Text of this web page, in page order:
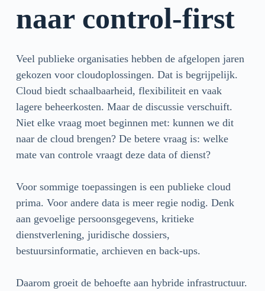
naar control-first
Veel publieke organisaties hebben de afgelopen jaren
gekozen voor cloudoplossingen. Dat is begrijpelijk.
Cloud biedt schaalbaarheid, flexibiliteit en vaak
lagere beheerkosten. Maar de discussie verschuift.
Niet elke vraag moet beginnen met: kunnen we dit
naar de cloud brengen? De betere vraag is: welke
mate van controle vraagt deze data of dienst?
Voor sommige toepassingen is een publieke cloud
prima. Voor andere data is meer regie nodig. Denk
aan gevoelige persoonsgegevens, kritieke
dienstverlening, juridische dossiers,
bestuursinformatie, archieven en back-ups.
Daarom groeit de behoefte aan hybride infrastructuur.